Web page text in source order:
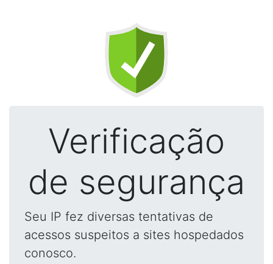
Verificação
de segurança
Seu IP fez diversas tentativas de
acessos suspeitos a sites hospedados
conosco.